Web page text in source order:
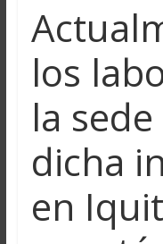
los
la
dicha
en